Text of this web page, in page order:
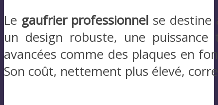
Le gaufrier professionnel se destine
un design robuste, une puissance
avancées comme des plaques en
Son coût, nettement plus élevé,